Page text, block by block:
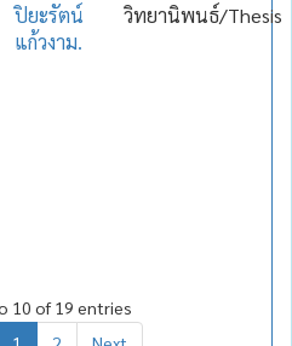
ปิยะรัตน์
แก้วงาม.
วิทยานิพนธ์/Thesis
10 of 19 entries